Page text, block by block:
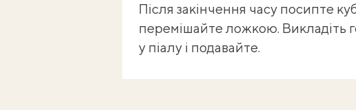
Після закінчення часу посипте
перемішайте ложкою. Викладіть
у піалу і подавайте.